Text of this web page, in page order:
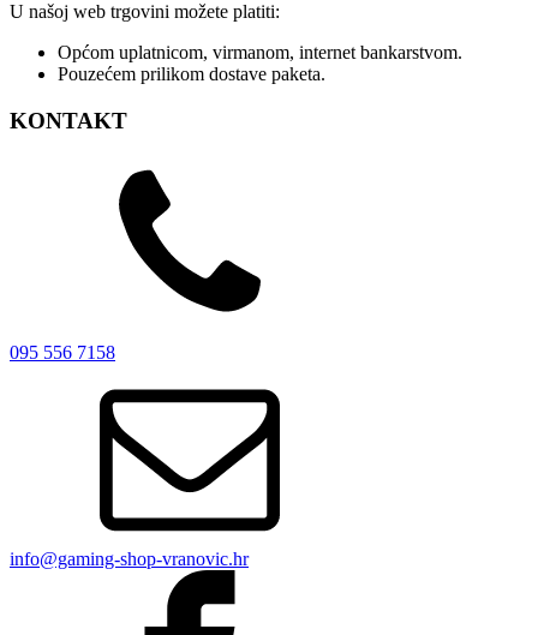
U našoj web trgovini možete platiti:
Općom uplatnicom, virmanom, internet bankarstvom.
Pouzećem prilikom dostave paketa.
KONTAKT
095 556 7158
info@gaming-shop-vranovic.hr